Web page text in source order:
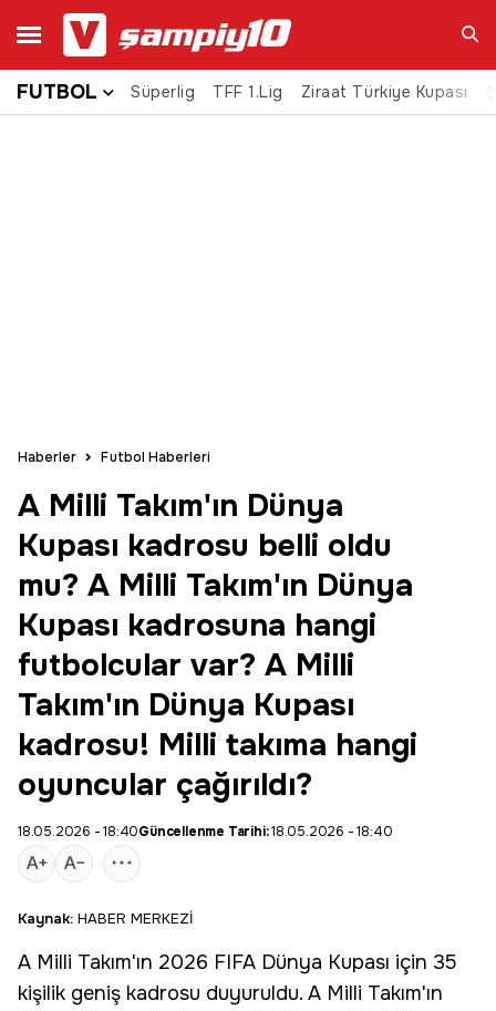
Ara
FUTBOL Süperlig TFF 1.Lig Ziraat Türkiye Kupası
Haberler Futbol Haberleri
A Milli Takım'ın Dünya
Kupası kadrosu belli oldu
mu? A Milli Takım'ın Dünya
Kupası kadrosuna hangi
futbolcular var? A Milli
Takım'ın Dünya Kupası
kadrosu! Milli takıma hangi
oyuncular çağırıldı?
18.05.2026 - 18:40Güncellenme Tarihi:18.05.2026 - 18:40
Kaynak: HABER MERKEZİ
A Milli Takım'ın 2026 FIFA Dünya Kupası için 35
kişilik geniş kadrosu duyuruldu. A Milli Takım'ın